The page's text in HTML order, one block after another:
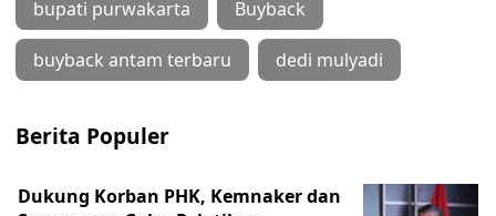
bupati purwakarta Buyback
buyback antam terbaru dedi mulyadi
Berita Populer
Dukung Korban PHK, Kemnaker dan